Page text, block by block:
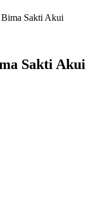
Sakti Akui
Sakti Akui